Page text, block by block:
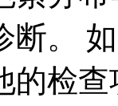
断。
的检